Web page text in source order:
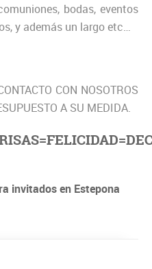
bodas, eventos
y además un largo etc…
CON NOSOTROS
A SU MEDIDA.
invitados en Estepona